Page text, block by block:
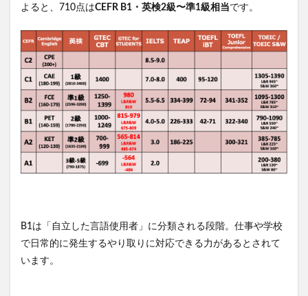
よると、710点はCEFR B1・英検2級〜準1級相当です。
B1は「自立した言語使用者」に分類される段階。仕事や学校
で日常的に発生するやり取りに対応できる力があるとされて
います。